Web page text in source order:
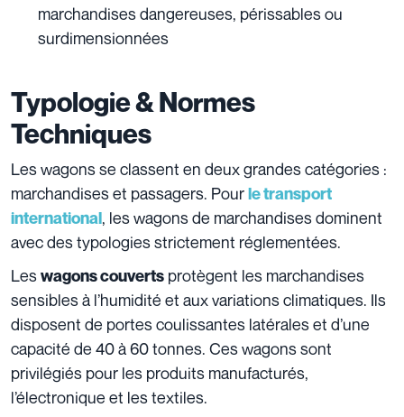
marchandises dangereuses, périssables ou
surdimensionnées
Typologie & Normes
Techniques
Les wagons se classent en deux grandes catégories :
marchandises et passagers. Pourle transport
international, les wagons de marchandises dominent
avec des typologies strictement réglementées.
Leswagons couverts protègent les marchandises
sensibles à l’humidité et aux variations climatiques. Ils
disposent de portes coulissantes latérales et d’une
capacité de 40 à 60 tonnes. Ces wagons sont
privilégiés pour les produits manufacturés,
l’électronique et les textiles.